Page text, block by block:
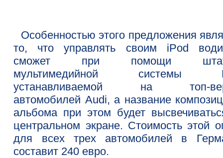
Особенностью этого предложения
то, что управлять своим iPod
сможет при помощи
мультимедийной системы
устанавливаемой на топ-
автомобилей Audi, а название
альбома при этом будет
центральном экране. Стоимость этой
для всех трех автомобилей в
составит 240 евро.